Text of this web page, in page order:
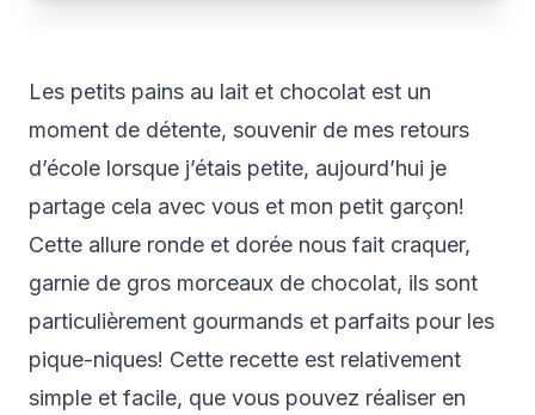
Les petits pains au lait et chocolat est un
moment de détente, souvenir de mes retours
d’école lorsque j’étais petite, aujourd’hui je
partage cela avec vous et mon petit garçon!
Cette allure ronde et dorée nous fait craquer,
garnie de gros morceaux de chocolat, ils sont
particulièrement gourmands et parfaits pour les
pique-niques! Cette recette est relativement
simple et facile, que vous pouvez réaliser en